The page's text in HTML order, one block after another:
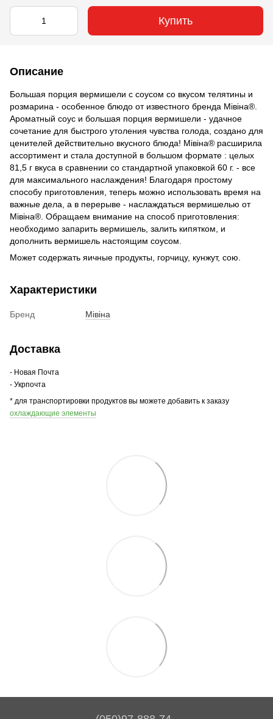
Купить
Описание
Большая порция вермишели с соусом со вкусом телятины и
розмарина - особенное блюдо от известного бренда Мівіна®.
Ароматный соус и большая порция вермишели - удачное
сочетание для быстрого утоления чувства голода, создано для
ценителей действительно вкусного блюда! Мівіна® расширила
ассортимент и стала доступной в большом формате : целых
81,5 г вкуса в сравнении со стандартной упаковкой 60 г. - все
для максимального наслаждения! Благодаря простому
способу приготовления, теперь можно использовать время на
важные дела, а в перерыве - наслаждаться вермишелью от
Мівіна®. Обращаем внимание на способ приготовления:
необходимо запарить вермишель, залить кипятком, и
дополнить вермишель настоящим соусом.
Может содержать яичные продукты, горчицу, кунжут, сою.
Характеристики
Бренд Miвіна
Доставка
- Новая Почта
- Укрпочта
* для транспортировки продуктов вы можете добавить к заказу
охлаждающие элементы